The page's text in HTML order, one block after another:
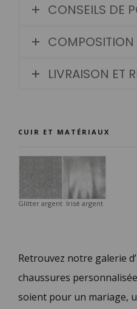
CONSEILS DE
COMPOSITION
LIVRAISON ET
CUIR ET MATÉRIAUX
Glitter argent Irisé argent
Retrouvez notre galerie
chaussures
soient pour un mariage,